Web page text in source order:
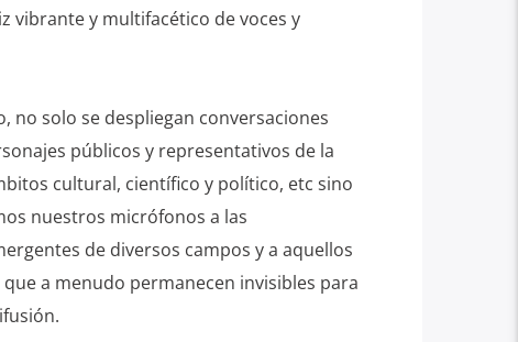
vibrante y multifacético de voces y
no solo se despliegan conversaciones
públicos y representativos de la
cultural, científico y político, etc sino
nuestros micrófonos a las
de diversos campos y a aquellos
a menudo permanecen invisibles para